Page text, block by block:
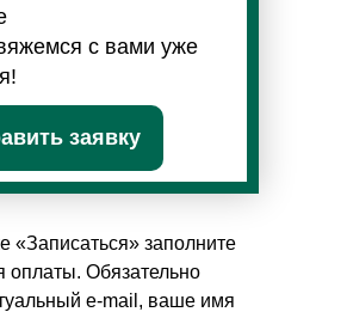
«Записаться» заполните
оплаты. Обязательно
e-mail, ваше имя
с вами уже
заявку